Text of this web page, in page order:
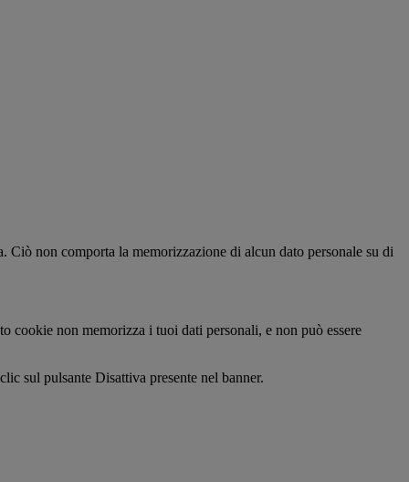
non comporta la memorizzazione di alcun dato personale su di
cookie non memorizza i tuoi dati personali, e non può essere
sul pulsante Disattiva presente nel banner.